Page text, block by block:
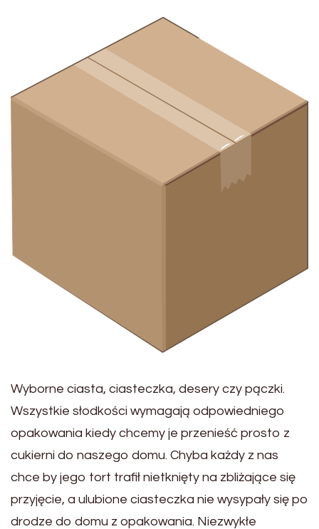
Wyborne ciasta, ciasteczka, desery czy pączki.
Wszystkie słodkości wymagają odpowiedniego
opakowania kiedy chcemy je przenieść prosto z
cukierni do naszego domu. Chyba każdy z nas
chce by jego tort trafił nietknięty na zbliżające się
przyjęcie, a ulubione ciasteczka nie wysypały się po
drodze do domu z opakowania. Niezwykłe